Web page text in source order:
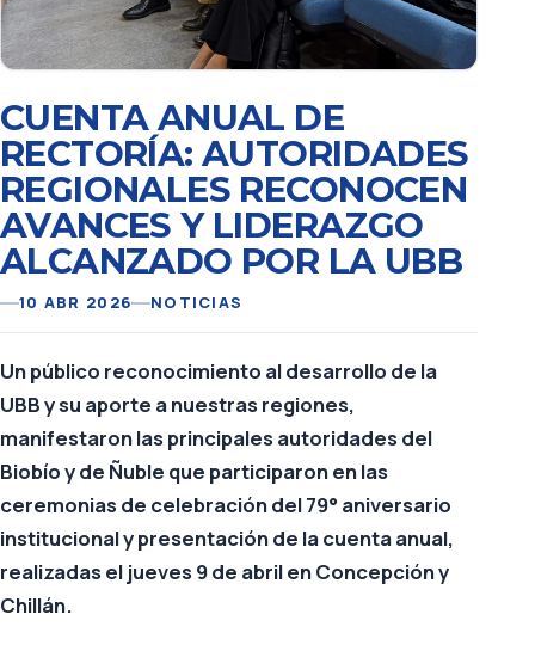
CUENTA ANUAL DE
RECTORÍA: AUTORIDADES
REGIONALES RECONOCEN
AVANCES Y LIDERAZGO
ALCANZADO POR LA UBB
10 ABR 2026 NOTICIAS
Un público reconocimiento al desarrollo de la
UBB y su aporte a nuestras regiones,
manifestaron las principales autoridades del
Biobío y de Ñuble que participaron en las
ceremonias de celebración del 79° aniversario
institucional y presentación de la cuenta anual,
realizadas el jueves 9 de abril en Concepción y
Chillán.